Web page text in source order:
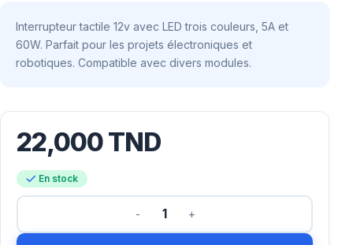
Interrupteur tactile 12v avec LED trois couleurs, 5A et
60W. Parfait pour les projets électroniques et
robotiques. Compatible avec divers modules.
22,000TND
En stock